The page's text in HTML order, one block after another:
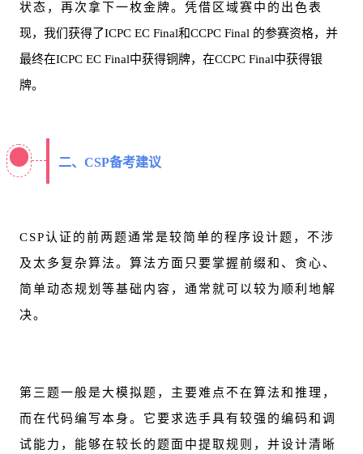
状态，再次拿下一枚金牌。凭借区域赛中的出色表
现，我们获得了ICPC EC Final和CCPC Final 的参赛资格，并
最终在ICPC EC Final中获得铜牌，在CCPC Final中获得银
牌。
二、CSP备考建议
CSP认证的前两题通常是较简单的程序设计题，不涉
及太多复杂算法。算法方面只要掌握前缀和、贪心、
简单动态规划等基础内容，通常就可以较为顺利地解
决。
第三题一般是大模拟题，主要难点不在算法和推理，
而在代码编写本身。它要求选手具有较强的编码和调
试能力，能够在较长的题面中提取规则，并设计清晰